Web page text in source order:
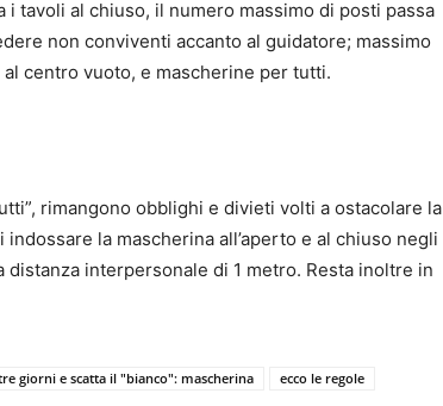
tavoli al chiuso, il numero massimo di posti passa
non conviventi accanto al guidatore; massimo
centro vuoto, e mascherine per tutti.
rimangono obblighi e divieti volti a ostacolare la
la mascherina all’aperto e al chiuso negli
interpersonale di 1 metro. Resta inoltre in
giorni e scatta il "bianco": mascherina
ecco le regole